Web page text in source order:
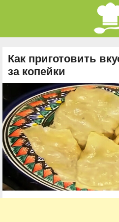
Как приготовить
за копейки